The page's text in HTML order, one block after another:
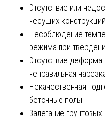
Отсутствие или
несущих конструкций
Несоблюдение
режима при
Отсутствие
неправильная
Некачественная
бетонные полы
Залегание